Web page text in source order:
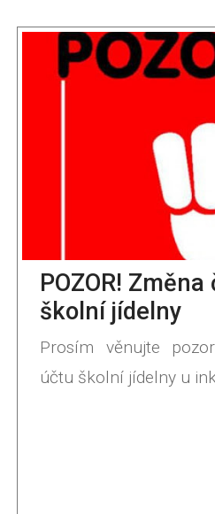
POZOR!
školní jídelny
Prosím věnujte
účtu školní jídelny u